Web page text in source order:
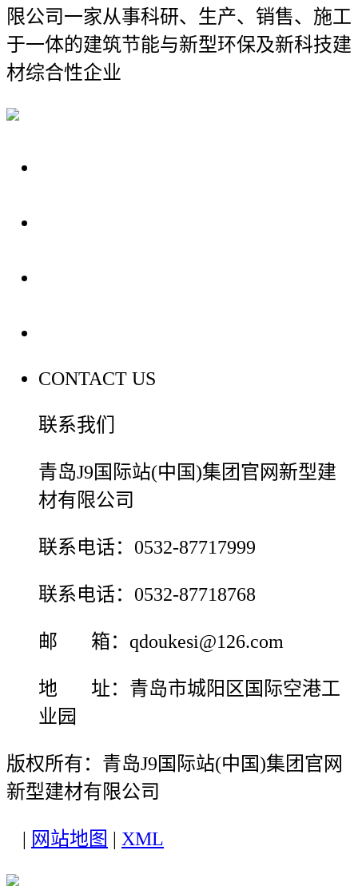
限公司一家从事科研、生产、销售、施工
于一体的建筑节能与新型环保及新科技建
材综合性企业
CONTACT US
联系我们
青岛J9国际站(中国)集团官网新型建
材有限公司
联系电话：0532-87717999
联系电话：0532-87718768
邮 箱：qdoukesi@126.com
地 址：青岛市城阳区国际空港工
业园
版权所有：青岛J9国际站(中国)集团官网
新型建材有限公司
网站地图 XML